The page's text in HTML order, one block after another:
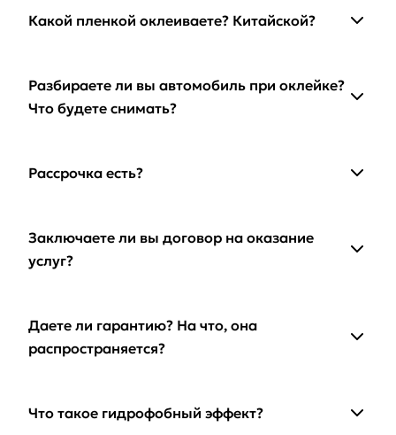
Какой пленкой оклеиваете? Китайской?
Разбираете ли вы автомобиль при оклейке?
Что будете снимать?
Рассрочка есть?
Заключаете ли вы договор на оказание
услуг?
Даете ли гарантию? На что, она
распространяется?
Что такое гидрофобный эффект?